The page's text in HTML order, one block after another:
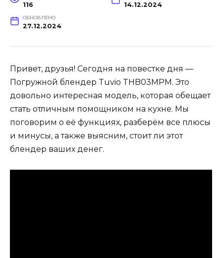
116 14.12.2024
ОБНОВЛЕНО
27.12.2024
Привет, друзья! Сегодня на повестке дня —
Погружной блендер Tuvio THB03MPM. Это
довольно интересная модель, которая обещает
стать отличным помощником на кухне. Мы
поговорим о её функциях, разберём все плюсы
и минусы, а также выясним, стоит ли этот
блендер ваших денег.